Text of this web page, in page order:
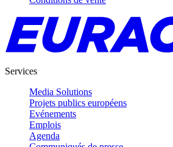
Services
Media Solutions
Projets publics européens
Evénements
Emplois
Agenda